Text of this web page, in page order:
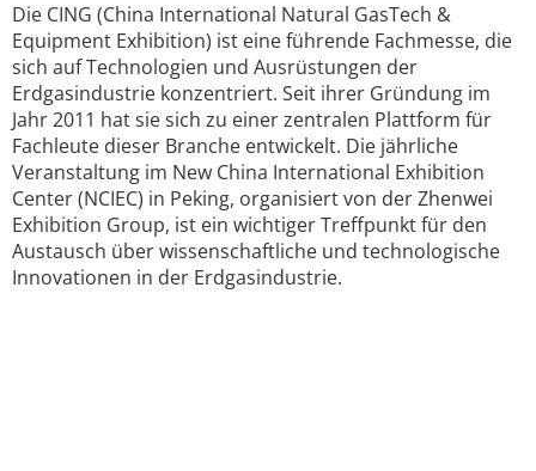
Die CING (China International Natural GasTech &
Equipment Exhibition) ist eine führende Fachmesse, die
sich auf Technologien und Ausrüstungen der
Erdgasindustrie konzentriert. Seit ihrer Gründung im
Jahr 2011 hat sie sich zu einer zentralen Plattform für
Fachleute dieser Branche entwickelt. Die jährliche
Veranstaltung im New China International Exhibition
Center (NCIEC) in Peking, organisiert von der Zhenwei
Exhibition Group, ist ein wichtiger Treffpunkt für den
Austausch über wissenschaftliche und technologische
Innovationen in der Erdgasindustrie.